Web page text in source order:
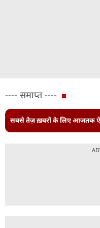
---- समाप्त ----
सबसे तेज़ ख़बरों के लिए आजतक